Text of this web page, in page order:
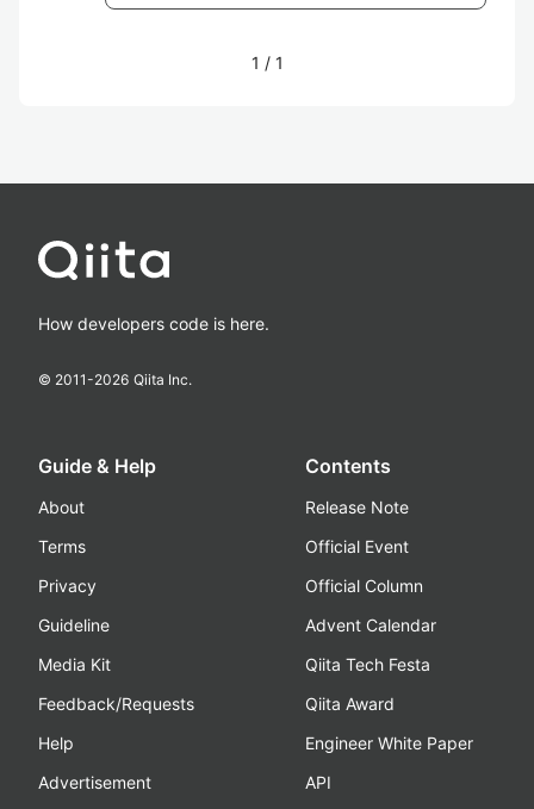
1 / 1
How developers code is here.
© 2011-2026 Qiita Inc.
Guide & Help
About
Terms
Privacy
Guideline
Media Kit
Feedback/Requests
Help
Advertisement
Contents
Release Note
Official Event
Official Column
Advent Calendar
Qiita Tech Festa
Qiita Award
Engineer White Paper
API